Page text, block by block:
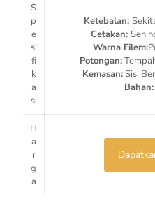
S
p
e
si
fi
k
a
si
Ketebalan:
Cetakan:
Warna Filem:
Potongan:
Kemasan:Sisi
Bahan:
H
a
r
g
a